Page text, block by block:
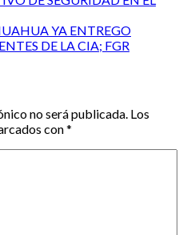
YA ENTREGO
DE LA CIA; FGR
no será publicada. Los
con*